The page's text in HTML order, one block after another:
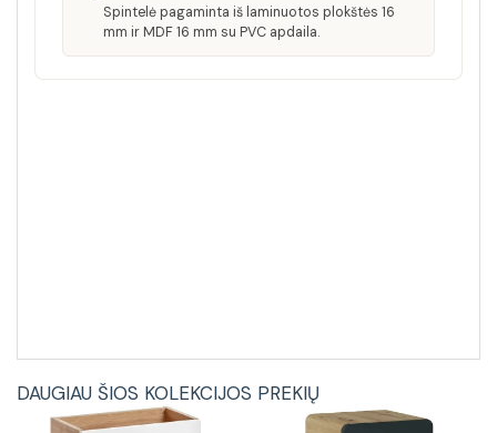
Spintelė pagaminta iš laminuotos plokštės 16
mm ir MDF 16 mm su PVC apdaila.
DAUGIAU ŠIOS KOLEKCIJOS PREKIŲ